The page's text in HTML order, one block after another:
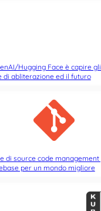
Hugging Face è capire
di abliterazione ed il futuro
di source code management
per un mondo migliore